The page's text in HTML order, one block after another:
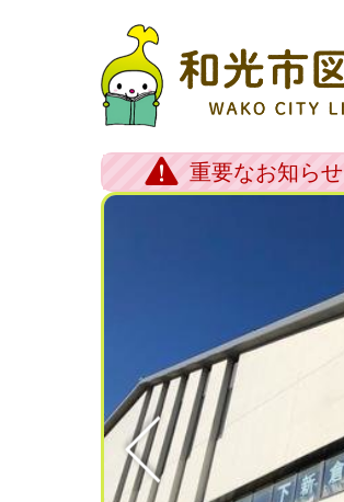
重要なお知らせ
Previous